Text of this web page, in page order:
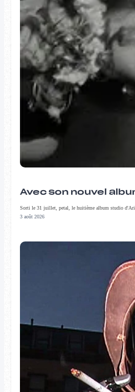
Avec son nouvel
Sorti le 31 juillet, petal, le huitième album studio
3 août 2026